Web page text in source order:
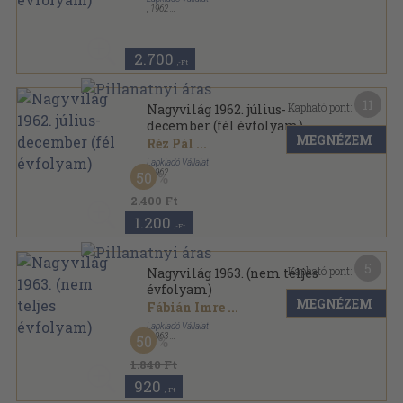
1962
2.700 ,-Ft
Nagyvilág 1962. július-
december (fél évfolyam)
Réz Pál ...
Lapkiadó Vállalat
, 1962
Könyvkötői kötés
Nagyvilág sorozat
2.400 Ft
50
1.200 ,-Ft
Kapható pont:
MEGNÉZEM
Nagyvilág 1963. (nem teljes
évfolyam)
Fábián Imre ...
Lapkiadó Vállalat
, 1963
Könyvkötői kötés
Nagyvilág sorozat
1.840 Ft
50
920 ,-Ft
Kapható pont:
MEGNÉZEM